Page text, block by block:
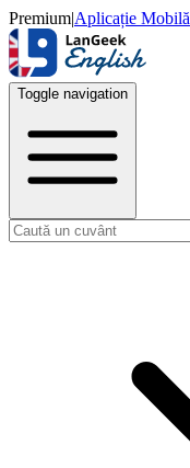
Premium|Aplicație Mobilă
Toggle navigation